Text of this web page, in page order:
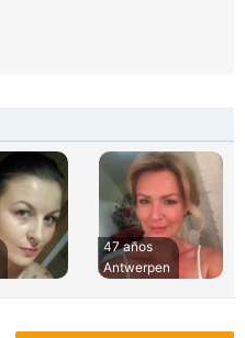
47 años
Antwerpen